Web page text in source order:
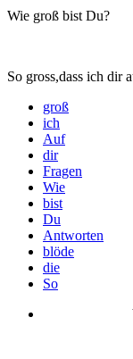
Wie groß bist Du?
So gross,dass ich dir
groß
ich
Auf
dir
Fragen
Wie
bist
Du
Antworten
blöde
die
So